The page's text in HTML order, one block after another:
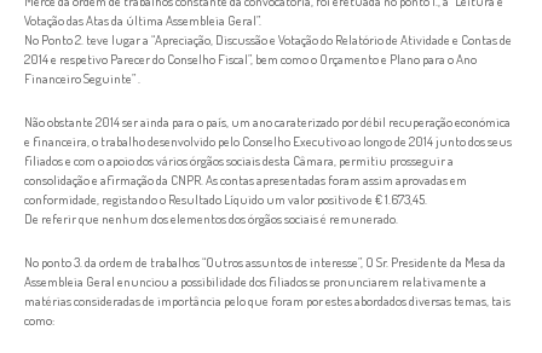
Votação das Atas da última Assembleia Geral”.
No Ponto 2. teve lugar a “Apreciação, Discussão e Votação do Relatório de Atividade e Contas de
2014 e respetivo Parecer do Conselho Fiscal”, bem como o Orçamento e Plano para o Ano
Financeiro Seguinte” .
Não obstante 2014 ser ainda para o país, um ano caraterizado por débil recuperação económica
e financeira, o trabalho desenvolvido pelo Conselho Executivo ao longo de 2014 junto dos seus
filiados e com o apoio dos vários órgãos sociais desta Câmara, permitiu prosseguir a
consolidação e afirmação da CNPR. As contas apresentadas foram assim aprovadas em
conformidade, registando o Resultado Líquido um valor positivo de € 1.673,45.
De referir que nenhum dos elementos dos órgãos sociais é remunerado.
No ponto 3. da ordem de trabalhos “Outros assuntos de interesse”, O Sr. Presidente da Mesa da
Assembleia Geral enunciou a possibilidade dos filiados se pronunciarem relativamente a
matérias consideradas de importância pelo que foram por estes abordados diversas temas, tais
como: